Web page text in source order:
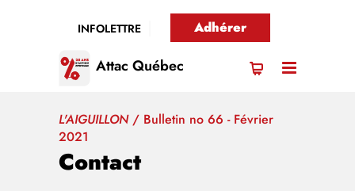
INFOLETTRE Adhérer
Attac Québec
L'AIGUILLON/ Bulletin no 66 - Février
2021
Contact